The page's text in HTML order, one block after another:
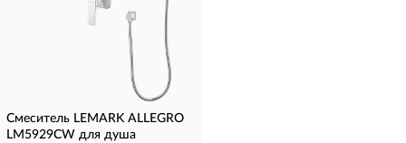
Смеситель LEMARK ALLEGRO
LM5929CW для душа